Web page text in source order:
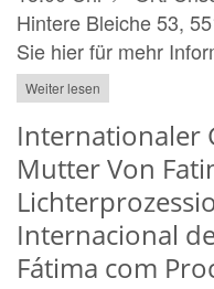
Hintere Bleiche 53,
Sie hier für mehr
Weiter lesen
Internationaler
Mutter Von
Internacional
Fátima com